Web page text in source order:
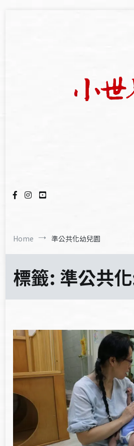
Home 準公共化幼兒園
標籤: 準公共